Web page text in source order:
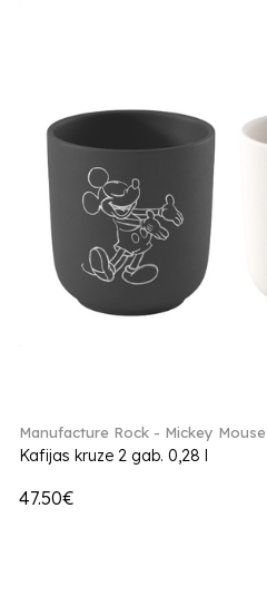
Manufacture Rock - Mickey Mouse
Kafijas kruze 2 gab. 0,28 l
47.50€